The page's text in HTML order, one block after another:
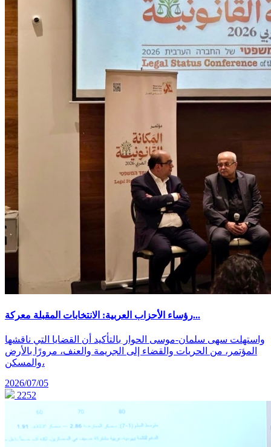
رؤساء الأحزاب العربية: الانتخابات المقبلة معركة...
واستهلت سهى سلمان-موسى الحوار بالتأكيد أن القضايا التي ناقشها
المؤتمر، من الحريات والقضاء إلى الجريمة والعنف، مرورًا بالأرض
والمسكن،
2026/07/05
2252